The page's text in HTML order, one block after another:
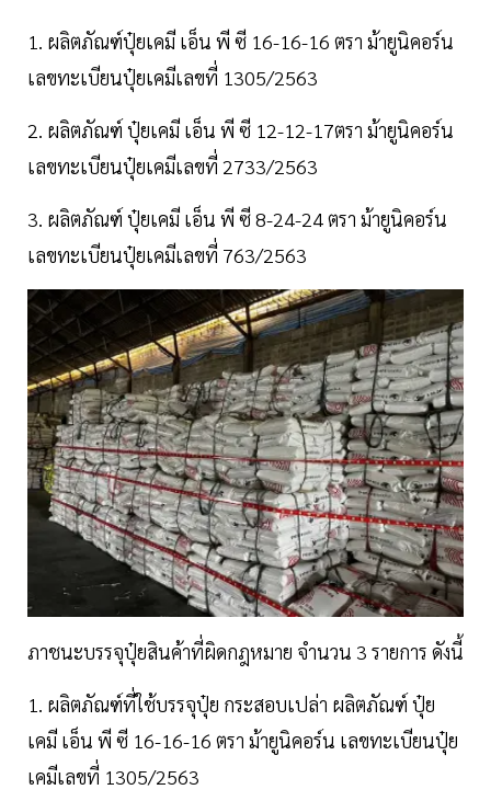
1. ผลิตภัณฑ์ปุ๋ยเคมี เอ็น พี ซี 16-16-16 ตรา ม้ายูนิคอร์น
เลขทะเบียนปุ๋ยเคมีเลขที่ 1305/2563
2. ผลิตภัณฑ์ ปุ๋ยเคมี เอ็น พี ซี 12-12-17ตรา ม้ายูนิคอร์น
เลขทะเบียนปุ๋ยเคมีเลขที่ 2733/2563
3. ผลิตภัณฑ์ ปุ๋ยเคมี เอ็น พี ซี 8-24-24 ตรา ม้ายูนิคอร์น
เลขทะเบียนปุ๋ยเคมีเลขที่ 763/2563
ภาชนะบรรจุปุ๋ยสินค้าที่ผิดกฎหมาย จำนวน 3 รายการ ดังนี้
1. ผลิตภัณฑ์ที่ใช้บรรจุปุ๋ย กระสอบเปล่า ผลิตภัณฑ์ ปุ๋ย
เคมี เอ็น พี ซี 16-16-16 ตรา ม้ายูนิคอร์น เลขทะเบียนปุ๋ย
เคมีเลขที่ 1305/2563